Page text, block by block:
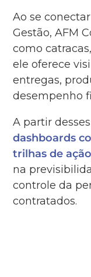
Ao se
Gestão, AFM
como
ele oferece
entregas,
desempenho
A partir
dashboards
trilhas de ação
na
controle da
contratados.